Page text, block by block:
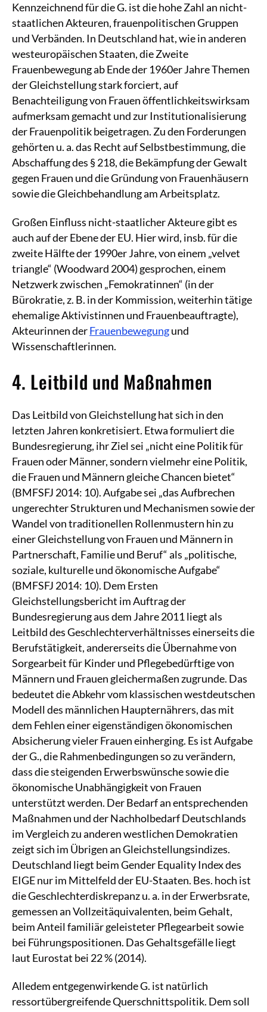
Kennzeichnend für die G. ist die hohe Zahl an nicht-
staatlichen Akteuren, frauenpolitischen Gruppen
und Verbänden. In Deutschland hat, wie in anderen
westeuropäischen Staaten, die Zweite
Frauenbewegung ab Ende der 1960er Jahre Themen
der Gleichstellung stark forciert, auf
Benachteiligung von Frauen öffentlichkeitswirksam
aufmerksam gemacht und zur Institutionalisierung
der Frauenpolitik beigetragen. Zu den Forderungen
gehörten u. a. das Recht auf Selbstbestimmung, die
Abschaffung des § 218, die Bekämpfung der Gewalt
gegen Frauen und die Gründung von Frauenhäusern
sowie die Gleichbehandlung am Arbeitsplatz.
Großen Einfluss nicht-staatlicher Akteure gibt es
auch auf der Ebene der EU. Hier wird, insb. für die
zweite Hälfte der 1990er Jahre, von einem „velvet
triangle“ (Woodward 2004) gesprochen, einem
Netzwerk zwischen „Femokratinnen“ (in der
Bürokratie, z. B. in der Kommission, weiterhin tätige
ehemalige Aktivistinnen und Frauenbeauftragte),
Akteurinnen derFrauenbewegungund
Wissenschaftlerinnen.
4. Leitbild und Maßnahmen
Das Leitbild von Gleichstellung hat sich in den
letzten Jahren konkretisiert. Etwa formuliert die
Bundesregierung, ihr Ziel sei „nicht eine Politik für
Frauen oder Männer, sondern vielmehr eine Politik,
die Frauen und Männern gleiche Chancen bietet“
(BMFSFJ 2014: 10). Aufgabe sei „das Aufbrechen
ungerechter Strukturen und Mechanismen sowie der
Wandel von traditionellen Rollenmustern hin zu
einer Gleichstellung von Frauen und Männern in
Partnerschaft, Familie und Beruf“ als „politische,
soziale, kulturelle und ökonomische Aufgabe“
(BMFSFJ 2014: 10). Dem Ersten
Gleichstellungsbericht im Auftrag der
Bundesregierung aus dem Jahre 2011 liegt als
Leitbild des Geschlechterverhältnisses einerseits die
Berufstätigkeit, andererseits die Übernahme von
Sorgearbeit für Kinder und Pflegebedürftige von
Männern und Frauen gleichermaßen zugrunde. Das
bedeutet die Abkehr vom klassischen westdeutschen
Modell des männlichen Haupternährers, das mit
dem Fehlen einer eigenständigen ökonomischen
Absicherung vieler Frauen einherging. Es ist Aufgabe
der G., die Rahmenbedingungen so zu verändern,
dass die steigenden Erwerbswünsche sowie die
ökonomische Unabhängigkeit von Frauen
unterstützt werden. Der Bedarf an entsprechenden
Maßnahmen und der Nachholbedarf Deutschlands
im Vergleich zu anderen westlichen Demokratien
zeigt sich im Übrigen an Gleichstellungsindizes.
Deutschland liegt beim Gender Equality Index des
EIGE nur im Mittelfeld der EU-Staaten. Bes. hoch ist
die Geschlechterdiskrepanz u. a. in der Erwerbsrate,
gemessen an Vollzeitäquivalenten, beim Gehalt,
beim Anteil familiär geleisteter Pflegearbeit sowie
bei Führungspositionen. Das Gehaltsgefälle liegt
laut Eurostat bei 22 % (2014).
Alledem entgegenwirkende G. ist natürlich
ressortübergreifende Querschnittspolitik. Dem soll